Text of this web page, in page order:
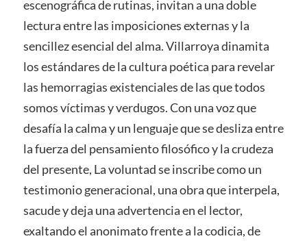
escenográfica de rutinas, invitan a una doble
lectura entre las imposiciones externas y la
sencillez esencial del alma. Villarroya dinamita
los estándares de la cultura poética para revelar
las hemorragias existenciales de las que todos
somos víctimas y verdugos. Con una voz que
desafía la calma y un lenguaje que se desliza entre
la fuerza del pensamiento filosófico y la crudeza
del presente, La voluntad se inscribe como un
testimonio generacional, una obra que interpela,
sacude y deja una advertencia en el lector,
exaltando el anonimato frente a la codicia, de